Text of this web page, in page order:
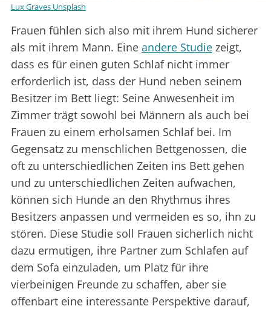
Lux Graves Unsplash
Frauen fühlen sich also mit ihrem Hund sicherer
als mit ihrem Mann. Eine andere Studie zeigt,
dass es für einen guten Schlaf nicht immer
erforderlich ist, dass der Hund neben seinem
Besitzer im Bett liegt: Seine Anwesenheit im
Zimmer trägt sowohl bei Männern als auch bei
Frauen zu einem erholsamen Schlaf bei. Im
Gegensatz zu menschlichen Bettgenossen, die
oft zu unterschiedlichen Zeiten ins Bett gehen
und zu unterschiedlichen Zeiten aufwachen,
können sich Hunde an den Rhythmus ihres
Besitzers anpassen und vermeiden es so, ihn zu
stören. Diese Studie soll Frauen sicherlich nicht
dazu ermutigen, ihre Partner zum Schlafen auf
dem Sofa einzuladen, um Platz für ihre
vierbeinigen Freunde zu schaffen, aber sie
offenbart eine interessante Perspektive darauf,